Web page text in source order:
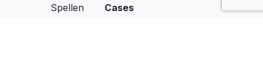
Spellen
Cases